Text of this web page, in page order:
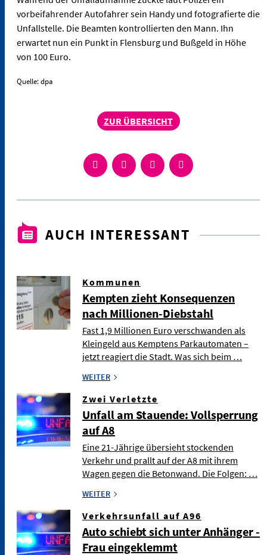
vorbeifahrender Autofahrer sein Handy und fotografierte die
Unfallstelle. Die Beamten kontrollierten den Mann. Ihn
erwartet nun ein Punkt in Flensburg und Bußgeld in Höhe
von 100 Euro.
Quelle: dpa
ZUR ÜBERSICHT
AUCH INTERESSANT
Kommunen
Kempten zieht Konsequenzen
nach Millionen-Diebstahl
Fast 1,9 Millionen Euro verschwanden als
Kleingeld aus Kemptens Parkautomaten –
jetzt reagiert die Stadt. Was sich beim …
WEITER
Zwei Verletzte
Unfall am Stauende: Vollsperrung
auf A8
Eine 21-Jährige übersieht stockenden
Verkehr und prallt auf der A8 mit ihrem
Wagen gegen die Betonwand. Die Folgen: …
WEITER
Verkehrsunfall auf A96
Auto schiebt sich unter Anhänger -
Frau eingeklemmt